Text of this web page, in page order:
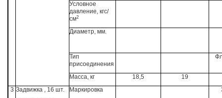
Условное
давление, кгс/
см2
Диаметр, мм.
Тип
присоединения
Масса, кг 18,5
19
3 Задвижка , 16 шт.
Маркировка